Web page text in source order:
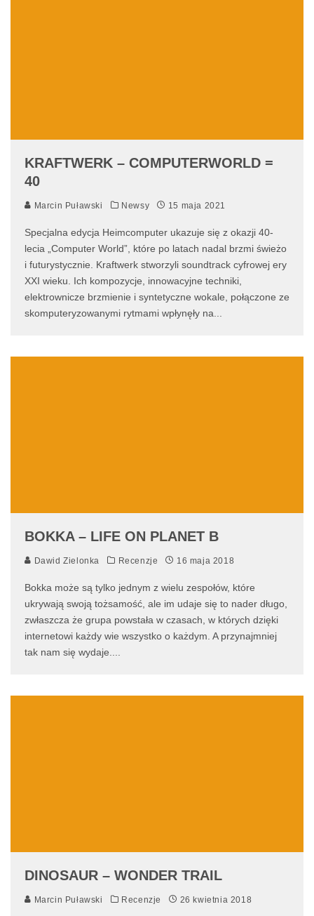
KRAFTWERK – COMPUTERWORLD =
40
Marcin Puławski Newsy 15 maja 2021
Specjalna edycja Heimcomputer ukazuje się z okazji 40-
lecia „Computer World”, które po latach nadal brzmi świeżo
i futurystycznie. Kraftwerk stworzyli soundtrack cyfrowej ery
XXI wieku. Ich kompozycje, innowacyjne techniki,
elektrownicze brzmienie i syntetyczne wokale, połączone ze
skomputeryzowanymi rytmami wpłynęły na
BOKKA – LIFE ON PLANET B
Dawid Zielonka Recenzje 16 maja 2018
Bokka może są tylko jednym z wielu zespołów, które
ukrywają swoją tożsamość, ale im udaje się to nader długo,
zwłaszcza że grupa powstała w czasach, w których dzięki
internetowi każdy wie wszystko o każdym. A przynajmniej
tak nam się wydaje.
DINOSAUR – WONDER TRAIL
Marcin Puławski Recenzje 26 kwietnia 2018